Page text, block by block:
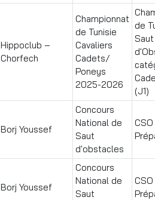
Hippoclub –
Chorfech
Championnat
de Tunisie
Cavaliers
Cadets/
Poneys
2025-2026
de
Saut
(J1)
Borj Youssef
Concours
National de
Saut
d'obstacles
CSO
Borj Youssef
Concours
National de
Saut
CSO